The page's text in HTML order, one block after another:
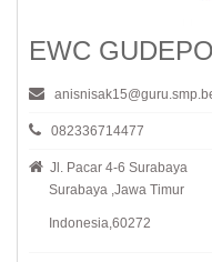
EWC
082336714477
Jl. Pacar 4-6 Surabaya
Surabaya ,Jawa Timur
Indonesia,60272